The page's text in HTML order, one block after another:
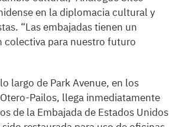
en la diplomacia cultural y
“Las embajadas tienen un
colectiva para nuestro futuro
largo de Park Avenue, en los
Pailos, llega inmediatamente
de la Embajada de Estados Unidos